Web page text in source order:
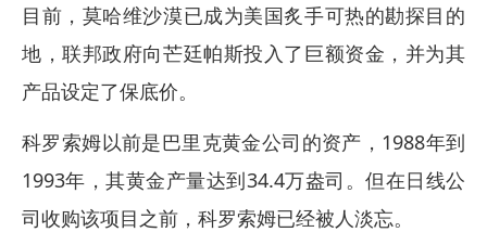
目前，莫哈维沙漠已成为美国炙手可热的勘探目的
地，联邦政府向芒廷帕斯投入了巨额资金，并为其
产品设定了保底价。
科罗索姆以前是巴里克黄金公司的资产，1988年到
1993年，其黄金产量达到34.4万盎司。但在日线公
司收购该项目之前，科罗索姆已经被人淡忘。